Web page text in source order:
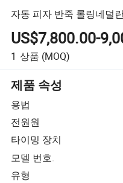
자동 피자 반죽 롤링네덜
US$7,800.00-
1 상품 (MOQ)
제품 속성
용법
전원원
타이밍 장치
모델 번호.
유형